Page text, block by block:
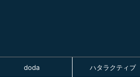
doda ハタラクティブ